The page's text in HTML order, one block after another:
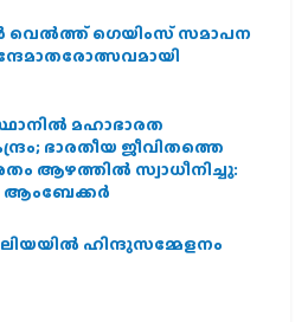
ഗെയിംസ് സമാപന
മഹാഭാരത
ഭാരതീയ ജീവിതത്തെ
ആഴത്തില്‍ സ്വാധീനിച്ചു:
ഹിന്ദുസമ്മേളനം